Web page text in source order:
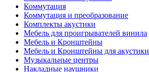
Коммутация
Коммутация и преобразование
Комплекты акустики
Мебель для проигрывателей винила
Мебель и Кронштейны
Мебель и Кронштейны для акустики
Музыкальные центры
Накладные наушники